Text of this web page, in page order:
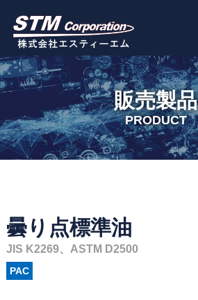
販売製品
PRODUCT
曇り点標準油
JIS K2269、ASTM D2500
PAC